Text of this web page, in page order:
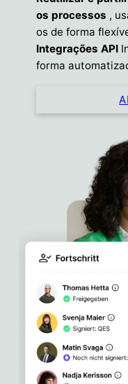
os processos ,
os de forma
Integrações API
forma